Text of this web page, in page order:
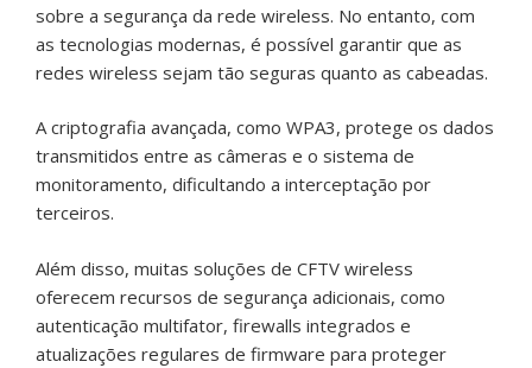
sobre a segurança da rede wireless. No entanto, com
as tecnologias modernas, é possível garantir que as
redes wireless sejam tão seguras quanto as cabeadas.
A criptografia avançada, como WPA3, protege os dados
transmitidos entre as câmeras e o sistema de
monitoramento, dificultando a interceptação por
terceiros.
Além disso, muitas soluções de CFTV wireless
oferecem recursos de segurança adicionais, como
autenticação multifator, firewalls integrados e
atualizações regulares de firmware para proteger